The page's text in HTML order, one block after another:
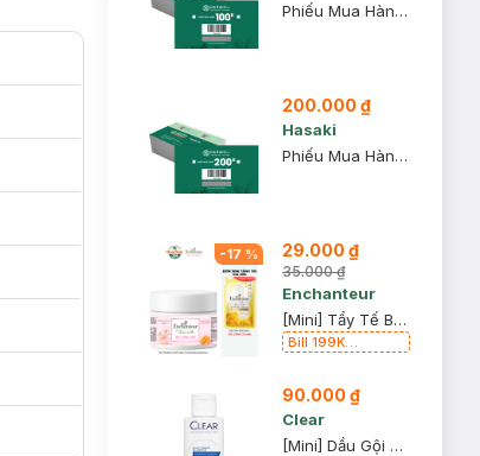
Phiếu Mua Hàng 100k
200.000 ₫
Hasaki
Phiếu Mua Hàng 200k
-17 % 29.000 ₫
35.000 ₫
Enchanteur
[Mini] Tẩy Tế Bào Chết Toàn Thân Enchanteur 50g (Mẫu Ngẫu Nhiên)
Bill 199K
giá 39K (SL có
hạn)
90.000 ₫
Clear
[Mini] Dầu Gội Clear 80g (Mẫu Ngẫu Nhiên)